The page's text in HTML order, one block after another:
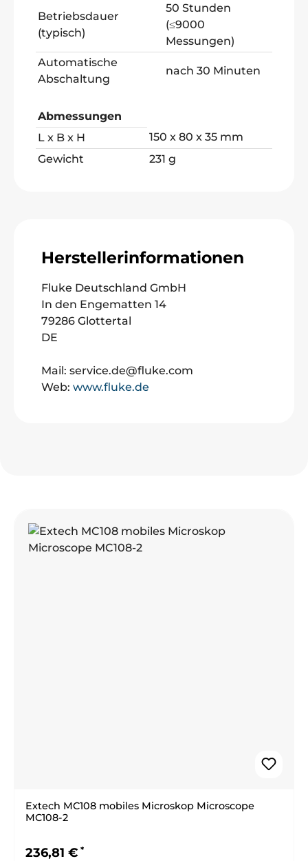
Betriebsdauer
(typisch)
50 Stunden
(≤9000
Messungen)
Automatische
Abschaltung
nach 30 Minuten
Abmessungen
L x B x H
150 x 80 x 35 mm
Gewicht
231 g
Herstellerinformationen
Fluke Deutschland GmbH
In den Engematten 14
79286 Glottertal
DE
Mail: service.de@fluke.com
Web: www.fluke.de
Extech MC108 mobiles Microskop Microscope
MC108-2
Regulärer Preis:
236,81 €